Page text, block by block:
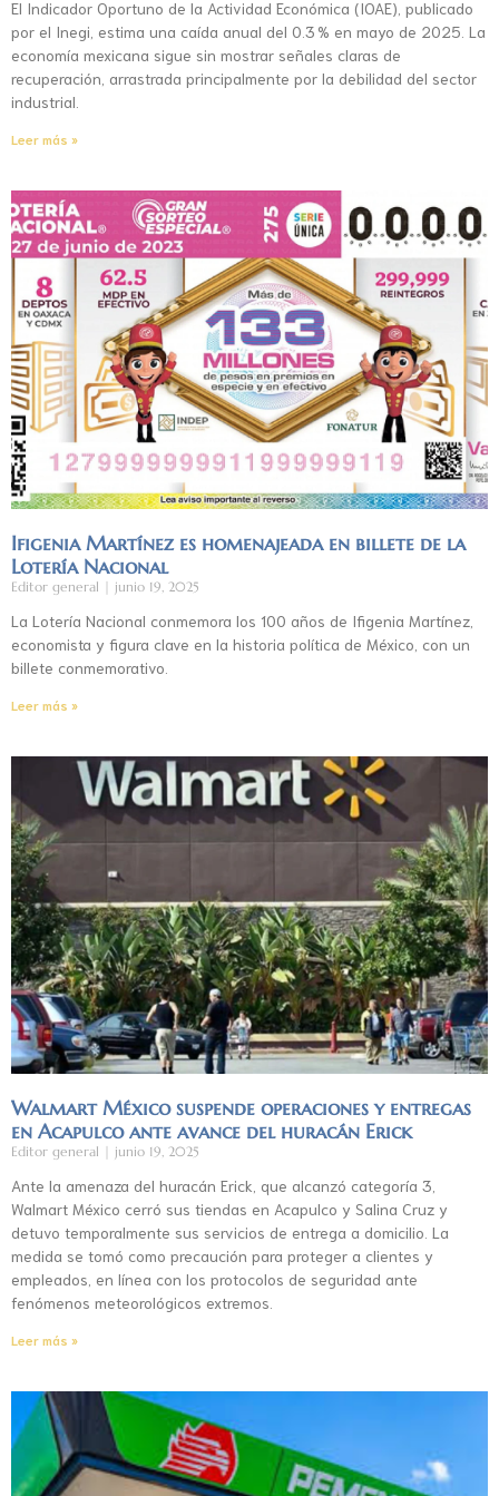
El Indicador Oportuno de la Actividad Económica (IOAE), publicado
por el Inegi, estima una caída anual del 0.3 % en mayo de 2025. La
economía mexicana sigue sin mostrar señales claras de
recuperación, arrastrada principalmente por la debilidad del sector
industrial.
Leer más »
Ifigenia Martínez es homenajeada en billete de la
Lotería Nacional
Editor general junio 19, 2025
La Lotería Nacional conmemora los 100 años de Ifigenia Martínez,
economista y figura clave en la historia política de México, con un
billete conmemorativo.
Leer más »
Walmart México suspende operaciones y entregas
en Acapulco ante avance del huracán Erick
Editor general junio 19, 2025
Ante la amenaza del huracán Erick, que alcanzó categoría 3,
Walmart México cerró sus tiendas en Acapulco y Salina Cruz y
detuvo temporalmente sus servicios de entrega a domicilio. La
medida se tomó como precaución para proteger a clientes y
empleados, en línea con los protocolos de seguridad ante
fenómenos meteorológicos extremos.
Leer más »